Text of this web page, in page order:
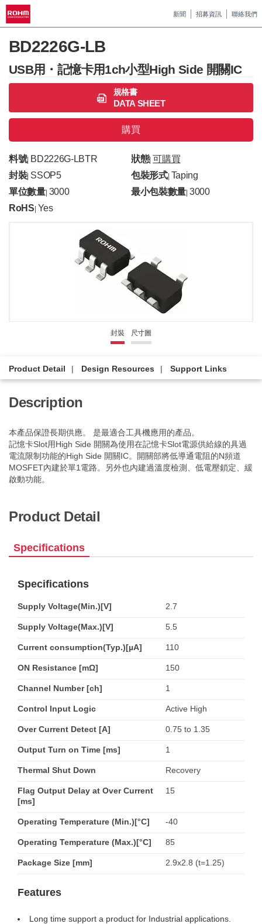
新聞 招募資訊 聯絡我們
BD2226G-LB
USB用・記憶卡用1ch小型High Side 開關IC
規格書
DATA SHEET
購買
料號| BD2226G-LBTR 狀態| 可購買
封裝| SSOP5 包裝形式| Taping
單位數量| 3000 最小包裝數量 |3000
RoHS Yes
封裝 尺寸圖
Product Detail Design Resources Support Links
Description
本產品保證長期供應。 是最適合工具機應用的產品。
記憶卡Slot用High Side 開關為使用在記憶卡Slot電源供給線的具過
電流限制功能的High Side 開關IC。開關部將低導通電阻的N頻道
MOSFET內建於單1電路。另外也內建過溫度檢測、低電壓鎖定、緩
啟動功能。
Product Detail
Specifications
Specifications
Supply Voltage(Min.)[V] 2.7
Supply Voltage(Max.)[V] 5.5
Current consumption(Typ.)[µA] 110
ON Resistance [mΩ] 150
Channel Number [ch] 1
Control Input Logic Active High
Over Current Detect [A] 0.75 to 1.35
Output Turn on Time [ms] 1
Thermal Shut Down Recovery
Flag Output Delay at Over Current
[ms]
15
Operating Temperature (Min.)[°C] -40
Operating Temperature (Max.)[°C] 85
Package Size [mm] 2.9x2.8 (t=1.25)
Features
Long time support a product for Industrial applications.